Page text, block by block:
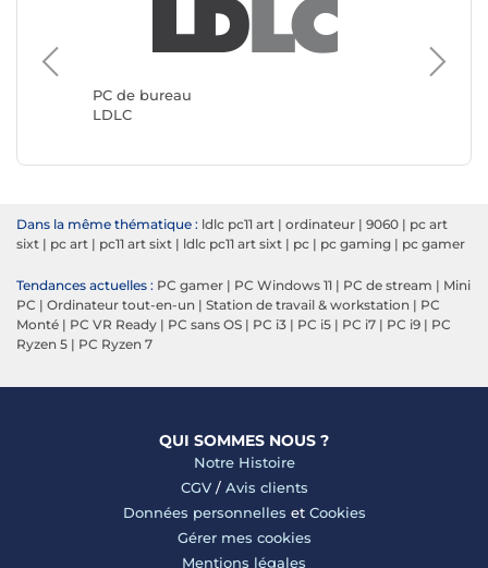
PC de bureau
LDLC
PC de
Dans la même thématique : ldlc pc11 art | ordinateur | 9060 | pc art
sixt | pc art | pc11 art sixt | ldlc pc11 art sixt | pc | pc gaming | pc gamer
Tendances actuelles : PC gamer | PC Windows 11 | PC de stream | Mini
PC | Ordinateur tout-en-un | Station de travail & workstation | PC
Monté | PC VR Ready | PC sans OS | PC i3 | PC i5 | PC i7 | PC i9 | PC
Ryzen 5 | PC Ryzen 7
QUI SOMMES NOUS ?
Notre Histoire
CGV/ Avis clients
Données personnelles et Cookies
Gérer mes cookies
Mentions légales